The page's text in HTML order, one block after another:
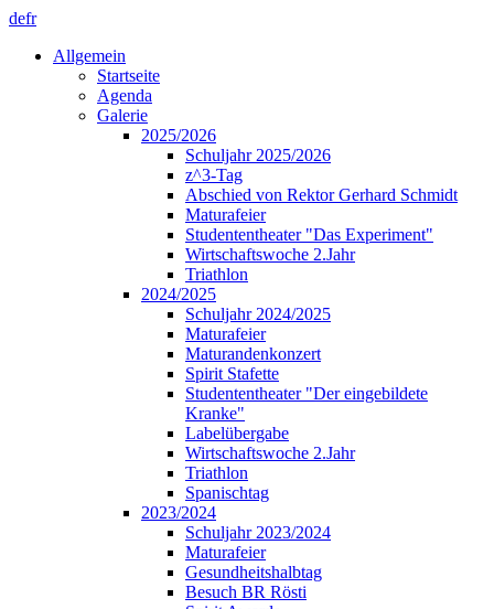
defr
Allgemein
Startseite
Agenda
Galerie
2025/2026
Schuljahr 2025/2026
z^3-Tag
Abschied von Rektor Gerhard Schmidt
Maturafeier
Studententheater "Das Experiment"
Wirtschaftswoche 2.Jahr
Triathlon
2024/2025
Schuljahr 2024/2025
Maturafeier
Maturandenkonzert
Spirit Stafette
Studententheater "Der eingebildete
Kranke"
Labelübergabe
Wirtschaftswoche 2.Jahr
Triathlon
Spanischtag
2023/2024
Schuljahr 2023/2024
Maturafeier
Gesundheitshalbtag
Besuch BR Rösti